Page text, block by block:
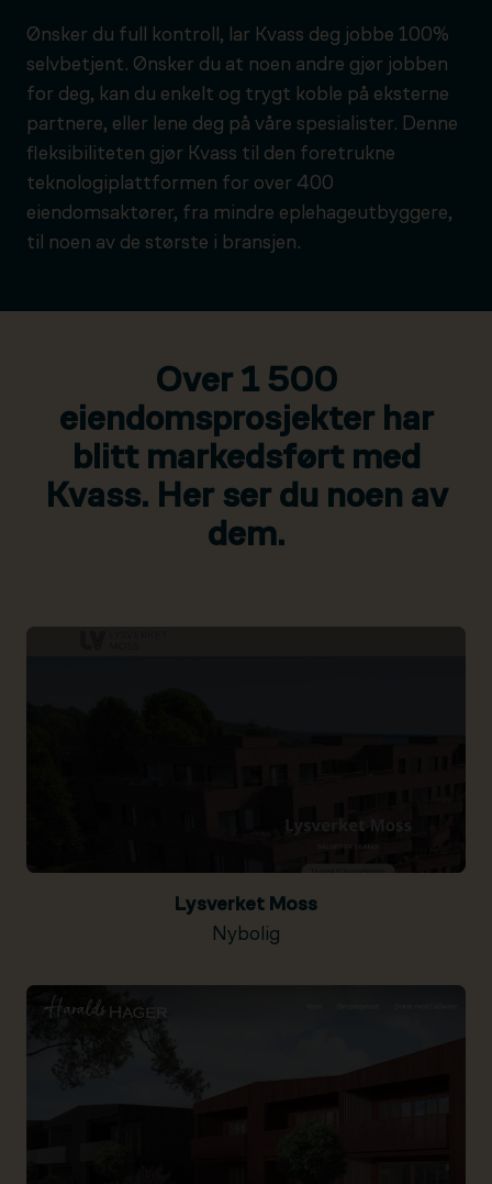
Ønsker du full kontroll, lar Kvass deg jobbe 100%
selvbetjent. Ønsker du at noen andre gjør jobben
for deg, kan du enkelt og trygt koble på eksterne
partnere, eller lene deg på våre spesialister. Denne
fleksibiliteten gjør Kvass til den foretrukne
teknologiplattformen for over 400
eiendomsaktører, fra mindre eplehageutbyggere,
til noen av de største i bransjen.
Over 1 500
eiendomsprosjekter har
blitt markedsført med
Kvass. Her ser du noen av
dem.
Lysverket Moss
Nybolig